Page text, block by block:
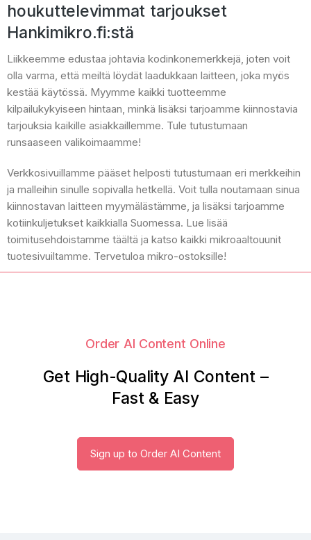
houkuttelevimmat tarjoukset
Hankimikro.fi:stä
Liikkeemme edustaa johtavia kodinkonemerkkejä, joten voit
olla varma, että meiltä löydät laadukkaan laitteen, joka myös
kestää käytössä. Myymme kaikki tuotteemme
kilpailukykyiseen hintaan, minkä lisäksi tarjoamme kiinnostavia
tarjouksia kaikille asiakkaillemme. Tule tutustumaan
runsaaseen valikoimaamme!
Verkkosivuillamme pääset helposti tutustumaan eri merkkeihin
ja malleihin sinulle sopivalla hetkellä. Voit tulla noutamaan sinua
kiinnostavan laitteen myymälästämme, ja lisäksi tarjoamme
kotiinkuljetukset kaikkialla Suomessa. Lue lisää
toimitusehdoistamme täältä ja katso kaikki mikroaaltouunit
tuotesivuiltamme. Tervetuloa mikro-ostoksille!
Order AI Content Online
Get High-Quality AI Content –
Fast & Easy
Sign up to Order AI Content